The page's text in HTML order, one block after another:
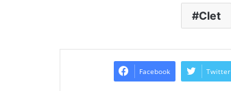
Clet
Facebook Twitter